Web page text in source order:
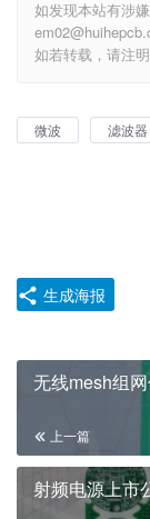
如发现本站有涉
如若转载，请注
微波 滤波器
生成海报
无线mesh组
上一篇
射频电源上市